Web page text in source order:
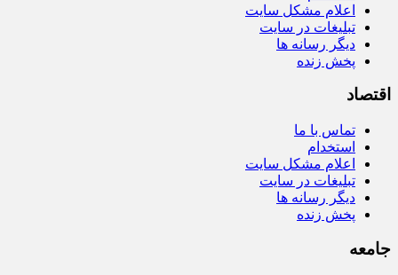
اعلام مشکل سایت
تبلیغات در سایت
دیگر رسانه ها
پخش زنده
اقتصاد
تماس با ما
استخدام
اعلام مشکل سایت
تبلیغات در سایت
دیگر رسانه ها
پخش زنده
جامعه